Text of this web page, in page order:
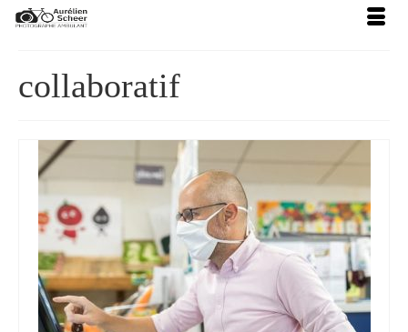
collaboratif